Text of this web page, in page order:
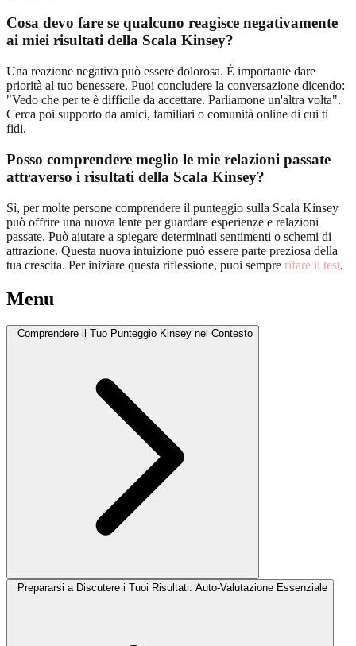
Cosa devo fare se qualcuno reagisce negativamente
ai miei risultati della Scala Kinsey?
Una reazione negativa può essere dolorosa. È importante dare
priorità al tuo benessere. Puoi concludere la conversazione dicendo:
"Vedo che per te è difficile da accettare. Parliamone un'altra volta".
Cerca poi supporto da amici, familiari o comunità online di cui ti
fidi.
Posso comprendere meglio le mie relazioni passate
attraverso i risultati della Scala Kinsey?
Sì, per molte persone comprendere il punteggio sulla Scala Kinsey
può offrire una nuova lente per guardare esperienze e relazioni
passate. Può aiutare a spiegare determinati sentimenti o schemi di
attrazione. Questa nuova intuizione può essere parte preziosa della
tua crescita. Per iniziare questa riflessione, puoi sempre rifare il test.
Menu
Comprendere il Tuo Punteggio Kinsey nel Contesto
Prepararsi a Discutere i Tuoi Risultati: Auto-Valutazione Essenziale